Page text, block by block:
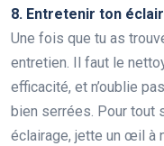
8. Entretenir ton
Une fois que tu as
entretien. Il faut le
efficacité, et n’oublie
bien serrées. Pour tout
éclairage, jette un œil à